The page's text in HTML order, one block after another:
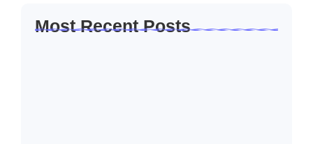
Most Recent Posts